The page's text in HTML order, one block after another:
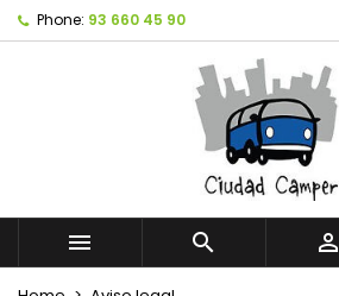
Phone: 93 660 45 90
  